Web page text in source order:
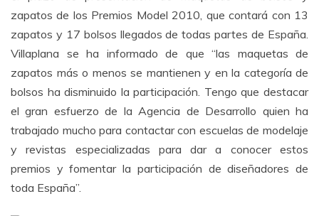
zapatos de los Premios Model 2010, que contará con 13
zapatos y 17 bolsos llegados de todas partes de España.
Villaplana se ha informado de que “las maquetas de
zapatos más o menos se mantienen y en la categoría de
bolsos ha disminuido la participación. Tengo que destacar
el gran esfuerzo de la Agencia de Desarrollo quien ha
trabajado mucho para contactar con escuelas de modelaje
y revistas especializadas para dar a conocer estos
premios y fomentar la participación de diseñadores de
toda España”.